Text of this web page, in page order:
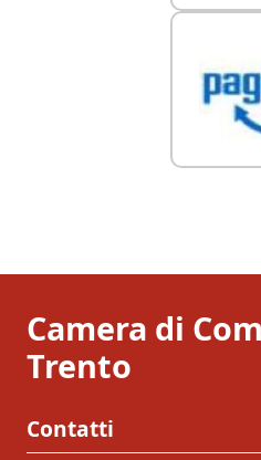
Camera di
Trento
Contatti